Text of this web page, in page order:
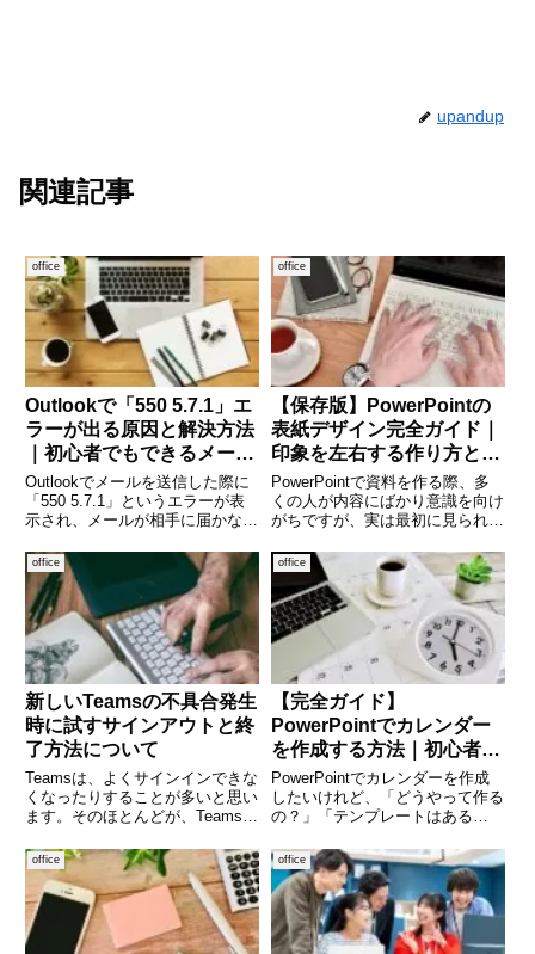
upandup
関連記事
office
Outlookで「550 5.7.1」エ
ラーが出る原因と解決方法
｜初心者でもできるメール
送信トラブル対処ガイド
Outlookでメールを送信した際に
「550 5.7.1」というエラーが表
示され、メールが相手に届かない
しています。突然エラーが出ると
驚きますし、業務で使っている場
合は特に困ってしまいます。この
エラーは、メール
office
【保存版】PowerPointの
表紙デザイン完全ガイド｜
印象を左右する作り方とコ
ツを徹底解説
PowerPointで資料を作る際、多
くの人が内容にばかり意識を向け
がちですが、実は最初に見られる
きなものです。表紙はプレゼンの
顔ともいえる存在であり、第一印
象を左右する重要な要素です。見
やすく、伝わりやすく、
office
新しいTeamsの不具合発生
時に試すサインアウトと終
了方法について
Teamsは、よくサインインできな
くなったりすることが多いと思い
ます。そのほとんどが、Teamsア
とが多いです。今回は、Teamsア
プリの終了方法について解説しま
す。 (adsbygoogle = window
office
【完全ガイド】
PowerPointでカレンダー
を作成する方法｜初心者か
ら応用まで徹底解説
PowerPointでカレンダーを作成
したいけれど、「どうやって作る
の？」「テンプレートはある
は、Microsoft PowerPointはプレ
ゼン資料だけでなく、オリジナル
のカレンダー作成にも非常に便利
なツール
office office